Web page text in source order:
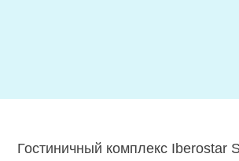
Гостиничный комплекс Iberostar